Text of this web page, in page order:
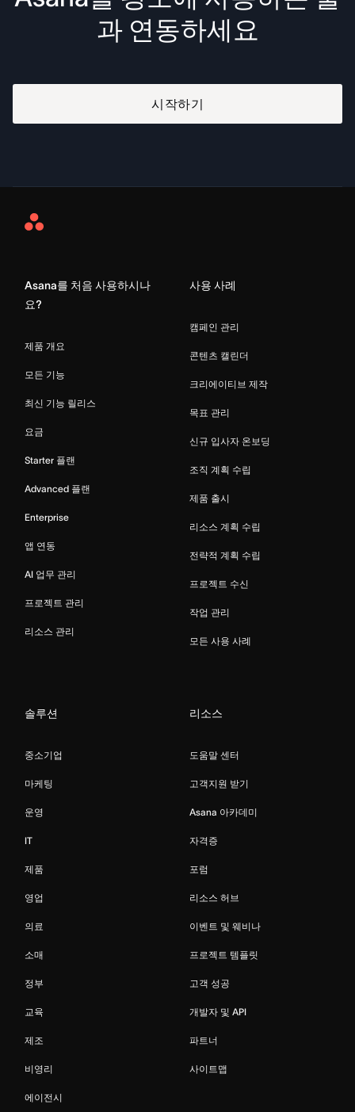
과 연동하세요
시작하기
Asana
Asana를 처음 사용하시나
요?
제품 개요
모든 기능
최신 기능 릴리스
요금
Starter 플랜
Advanced 플랜
Enterprise
앱 연동
AI 업무 관리
프로젝트 관리
리소스 관리
사용 사례
캠페인 관리
콘텐츠 캘린더
크리에이티브 제작
목표 관리
신규 입사자 온보딩
조직 계획 수립
제품 출시
리소스 계획 수립
전략적 계획 수립
프로젝트 수신
작업 관리
모든 사용 사례
솔루션
중소기업
마케팅
운영
IT
제품
영업
의료
소매
정부
교육
제조
비영리
에이전시
리소스
도움말 센터
고객지원 받기
Asana 아카데미
자격증
포럼
리소스 허브
이벤트 및 웨비나
프로젝트 템플릿
고객 성공
개발자 및 API
파트너
사이트맵